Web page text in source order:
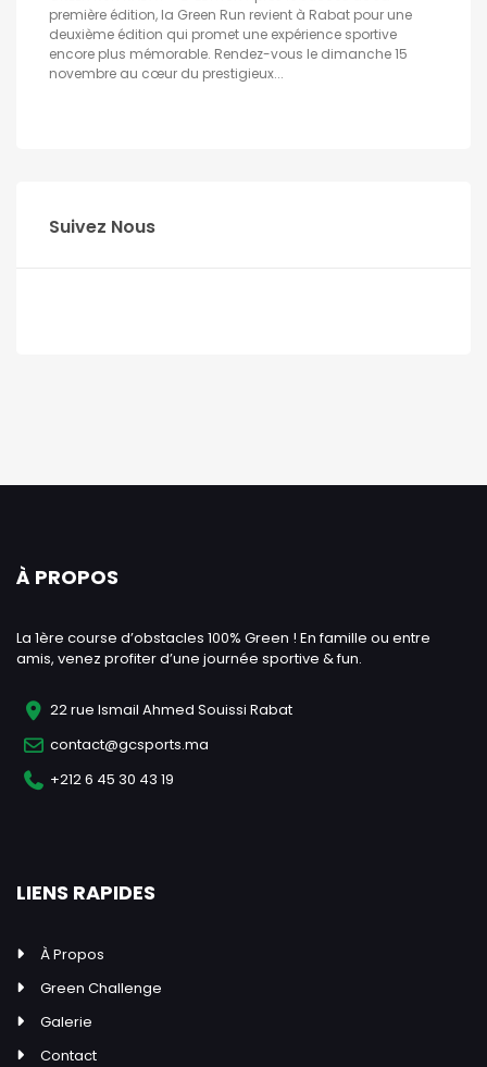
première édition, la Green Run revient à Rabat pour une
deuxième édition qui promet une expérience sportive
encore plus mémorable. Rendez-vous le dimanche 15
novembre au cœur du prestigieux...
Suivez Nous
À PROPOS
La 1ère course d’obstacles 100% Green ! En famille ou entre
amis, venez profiter d’une journée sportive & fun.
22 rue Ismail Ahmed Souissi Rabat
contact@gcsports.ma
+212 6 45 30 43 19
LIENS RAPIDES
À Propos
Green Challenge
Galerie
Contact